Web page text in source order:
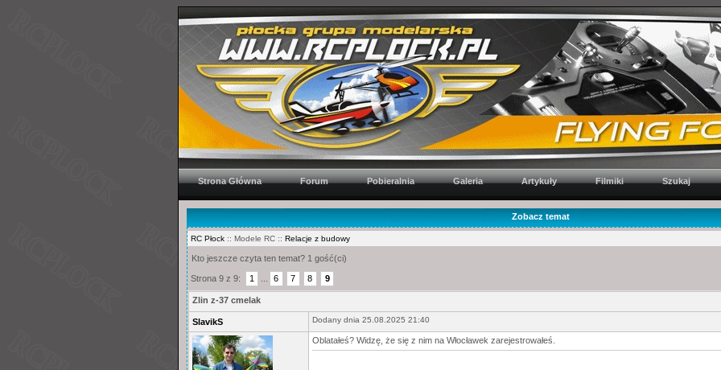
Strona Główna Forum Pobieralnia Galeria Artykuły Filmiki Szukaj
Zobacz temat
RC Płock :: Modele RC :: Relacje z budowy
Kto jeszcze czyta ten temat? 1 gość(ci)
Strona 9 z 9: 1 6 7 8 9
Zlin z-37 cmelak
SlavikS Dodany dnia 25.08.2025 21:40
Oblatałeś? Widzę, że się z nim na Włocławek zarejestrowałeś.